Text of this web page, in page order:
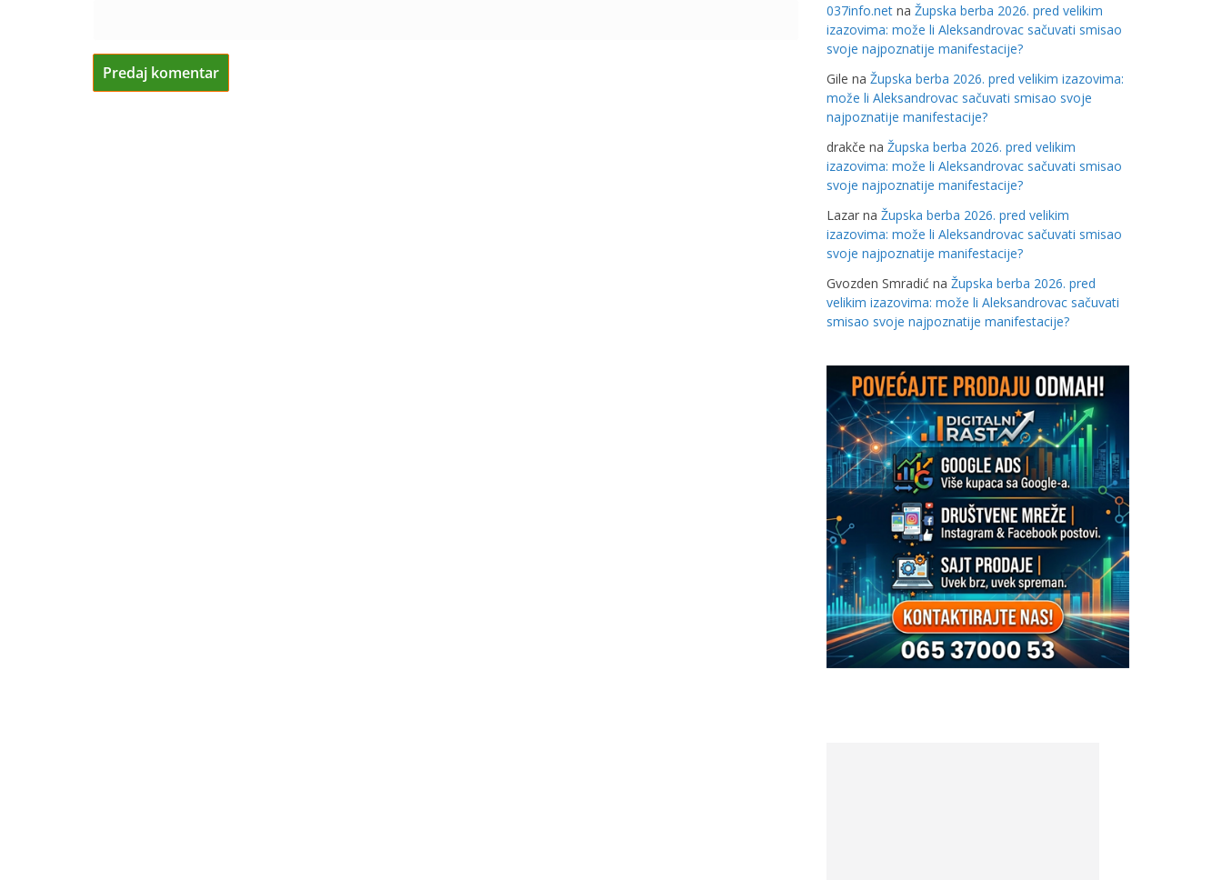
037info.net na Župska berba 2026. pred velikim
izazovima: može li Aleksandrovac sačuvati smisao
svoje najpoznatije manifestacije?
Gile na Župska berba 2026. pred velikim izazovima:
može li Aleksandrovac sačuvati smisao svoje
najpoznatije manifestacije?
drakče na Župska berba 2026. pred velikim
izazovima: može li Aleksandrovac sačuvati smisao
svoje najpoznatije manifestacije?
Lazar na Župska berba 2026. pred velikim
izazovima: može li Aleksandrovac sačuvati smisao
svoje najpoznatije manifestacije?
Gvozden Smradić na Župska berba 2026. pred
velikim izazovima: može li Aleksandrovac sačuvati
smisao svoje najpoznatije manifestacije?